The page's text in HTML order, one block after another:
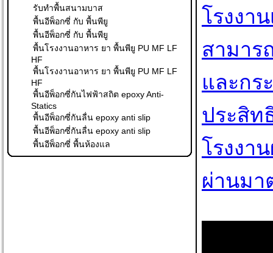
รับทำพื้นสนามบาส
พื้นอีพ็อกซี่ กับ พื้นพียู
พื้นอีพ็อกซี่ กับ พื้นพียู
พื้นโรงงานอาหาร ยา พื้นพียู PU MF LF
HF
พื้นโรงงานอาหาร ยา พื้นพียู PU MF LF
HF
พื้นอีพ็อกซี่กันไฟฟ้าสถิต epoxy Anti-
Statics
พื้นอีพ็อกซี่กันลื่น epoxy anti slip
พื้นอีพ็อกซี่กันลื่น epoxy anti slip
พื้นอีพ็อกซี่ พื้นห้องแล
โรงงา
สามาร
และกร
ประสิท
โรงงา
ผ่านมา